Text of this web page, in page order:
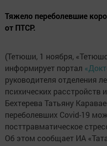
Тяжело переболевшие
от ПТСР.
(Тетюши, 1 ноября,
информирует портал
руководителя отделения
психических
Бехтерева Татьяну
переболевших Covid-19
посттравматическое
Об этом сообщает ИА